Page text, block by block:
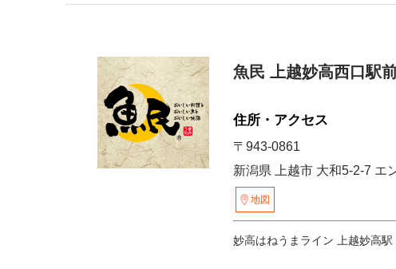
魚民 上越妙高西口駅
住所・アクセス
〒943-0861
新潟県 上越市 大和5-2-7 エ
地図
妙高はねうまライン 上越妙高駅